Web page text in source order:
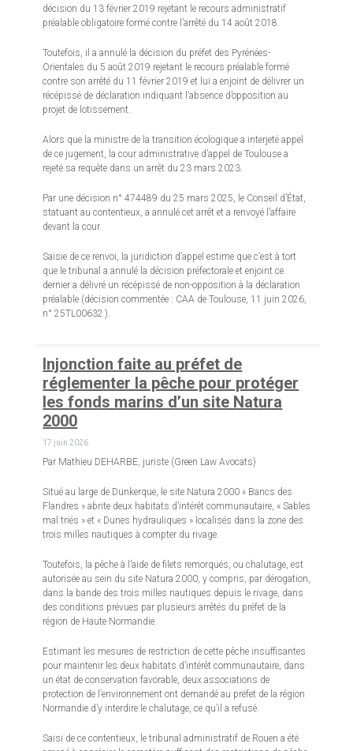
décision du 13 février 2019 rejetant le recours administratif
préalable obligatoire formé contre l’arrêté du 14 août 2018.
Toutefois, il a annulé la décision du préfet des Pyrénées-
Orientales du 5 août 2019 rejetant le recours préalable formé
contre son arrêté du 11 février 2019 et lui a enjoint de délivrer un
récépissé de déclaration indiquant l’absence d’opposition au
projet de lotissement.
Alors que la ministre de la transition écologique a interjeté appel
de ce jugement, la cour administrative d’appel de Toulouse a
rejeté sa requête dans un arrêt du 23 mars 2023.
Par une décision n° 474489 du 25 mars 2025, le Conseil d’État,
statuant au contentieux, a annulé cet arrêt et a renvoyé l’affaire
devant la cour.
Saisie de ce renvoi, la juridiction d’appel estime que c’est à tort
que le tribunal a annulé la décision préfectorale et enjoint ce
dernier a délivré un récépissé de non-opposition à la déclaration
préalable (décision commentée : CAA de Toulouse, 11 juin 2026,
n° 25TL00632 ).
Injonction faite au préfet de
réglementer la pêche pour protéger
les fonds marins d’un site Natura
2000
17 juin 2026
Par Mathieu DEHARBE, juriste (Green Law Avocats)
Situé au large de Dunkerque, le site Natura 2000 « Bancs des
Flandres » abrite deux habitats d’intérêt communautaire, « Sables
mal triés » et « Dunes hydrauliques » localisés dans la zone des
trois milles nautiques à compter du rivage.
Toutefois, la pêche à l’aide de filets remorqués, ou chalutage, est
autorisée au sein du site Natura 2000, y compris, par dérogation,
dans la bande des trois milles nautiques depuis le rivage, dans
des conditions prévues par plusieurs arrêtés du préfet de la
région de Haute Normandie.
Estimant les mesures de restriction de cette pêche insuffisantes
pour maintenir les deux habitats d’intérêt communautaire, dans
un état de conservation favorable, deux associations de
protection de l’environnement ont demandé au préfet de la région
Normandie d’y interdire le chalutage, ce qu’il a refusé.
Saisi de ce contentieux, le tribunal administratif de Rouen a été